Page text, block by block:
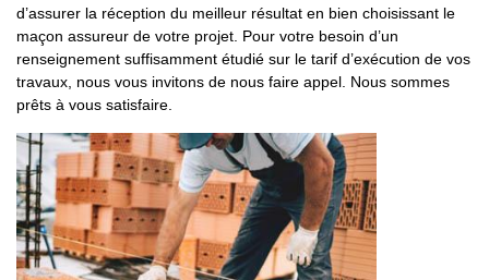
d’assurer la réception du meilleur résultat en bien choisissant le
maçon assureur de votre projet. Pour votre besoin d’un
renseignement suffisamment étudié sur le tarif d’exécution de vos
travaux, nous vous invitons de nous faire appel. Nous sommes
prêts à vous satisfaire.